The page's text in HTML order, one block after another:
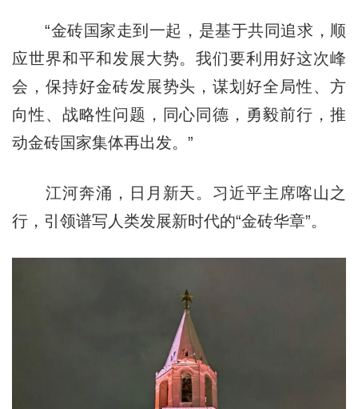
“金砖国家走到一起，是基于共同追求，顺
应世界和平和发展大势。我们要利用好这次峰
会，保持好金砖发展势头，谋划好全局性、方
向性、战略性问题，同心同德，勇毅前行，推
动金砖国家集体再出发。”
江河奔涌，日月新天。习近平主席喀山之
行，引领谱写人类发展新时代的“金砖华章”。